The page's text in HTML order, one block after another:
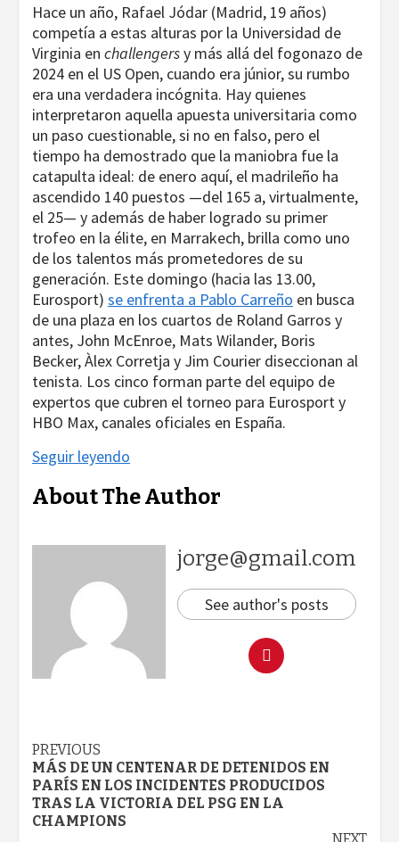
Hace un año, Rafael Jódar (Madrid, 19 años)
competía a estas alturas por la Universidad de
Virginia en challengersy más allá del fogonazo de
2024 en el US Open, cuando era júnior, su rumbo
era una verdadera incógnita. Hay quienes
interpretaron aquella apuesta universitaria como
un paso cuestionable, si no en falso, pero el
tiempo ha demostrado que la maniobra fue la
catapulta ideal: de enero aquí, el madrileño ha
ascendido 140 puestos —del 165 a, virtualmente,
el 25— y además de haber logrado su primer
trofeo en la élite, en Marrakech, brilla como uno
de los talentos más prometedores de su
generación. Este domingo (hacia las 13.00,
Eurosport) se enfrenta a Pablo Carreño en busca
de una plaza en los cuartos de Roland Garros y
antes, John McEnroe, Mats Wilander, Boris
Becker, Àlex Corretja y Jim Courier diseccionan al
tenista. Los cinco forman parte del equipo de
expertos que cubren el torneo para Eurosport y
HBO Max, canales oficiales en España.
Seguir leyendo
About The Author
jorge@gmail.com
See author's posts
Continue
Reading
PREVIOUS
MÁS DE UN CENTENAR DE DETENIDOS EN
PARÍS EN LOS INCIDENTES PRODUCIDOS
TRAS LA VICTORIA DEL PSG EN LA
CHAMPIONS